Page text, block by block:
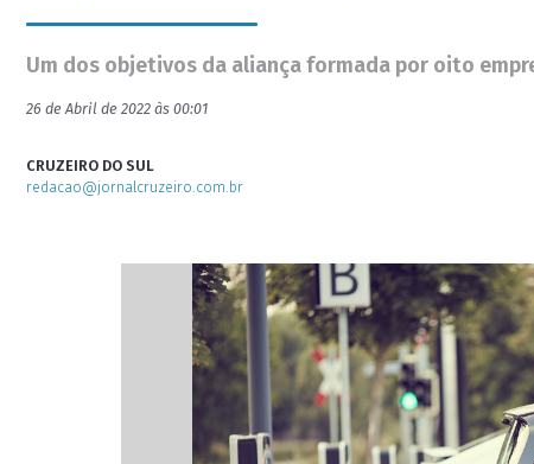
Um dos objetivos da aliança formada por oito
26 de Abril de 2022 às 00:01
CRUZEIRO DO SUL
redacao@jornalcruzeiro.com.br